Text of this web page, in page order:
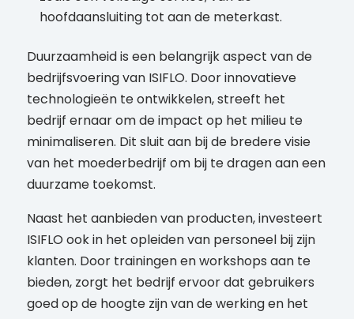
hoofdaansluiting tot aan de meterkast.
Duurzaamheid is een belangrijk aspect van de
bedrijfsvoering van ISIFLO. Door innovatieve
technologieën te ontwikkelen, streeft het
bedrijf ernaar om de impact op het milieu te
minimaliseren. Dit sluit aan bij de bredere visie
van het moederbedrijf om bij te dragen aan een
duurzame toekomst.
Naast het aanbieden van producten, investeert
ISIFLO ook in het opleiden van personeel bij zijn
klanten. Door trainingen en workshops aan te
bieden, zorgt het bedrijf ervoor dat gebruikers
goed op de hoogte zijn van de werking en het